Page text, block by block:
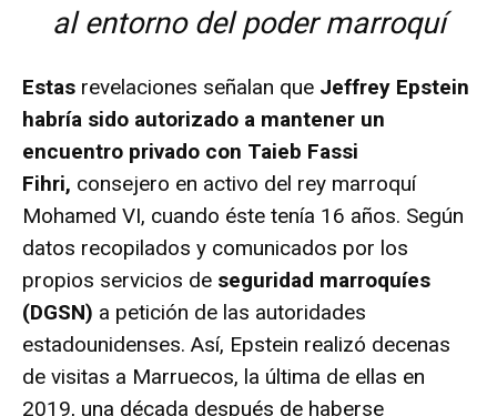
al entorno del poder marroquí
Estas revelaciones señalan que Jeffrey Epstein
habría sido autorizado a mantener un
encuentro privado con Taieb Fassi
Fihri, consejero en activo del rey marroquí
Mohamed VI, cuando éste tenía 16 años. Según
datos recopilados y comunicados por los
propios servicios de seguridad marroquíes
(DGSN) a petición de las autoridades
estadounidenses. Así, Epstein realizó decenas
de visitas a Marruecos, la última de ellas en
2019, una década después de haberse